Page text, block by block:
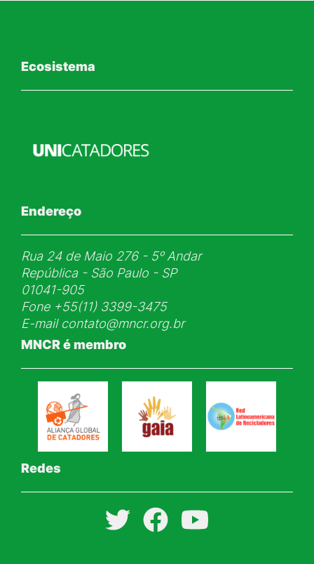
Ecosistema
Endereço
Rua 24 de Maio 276 - 5ᵒ Andar
República - São Paulo - SP
01041-905
Fone+55(11) 3399-3475
E-mail contato@mncr.org.br
MNCR é membro
Redes